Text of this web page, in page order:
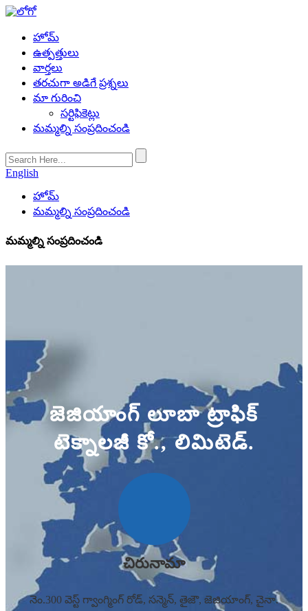
హోమ్
ఉత్పత్తులు
వార్తలు
తరచుగా అడిగే ప్రశ్నలు
మా గురించి
సర్టిఫికెట్లు
మమ్మల్ని సంప్రదించండి
English
హోమ్
మమ్మల్ని సంప్రదించండి
మమ్మల్ని సంప్రదించండి
జెజియాంగ్ లూబా ట్రాఫిక్
టెక్నాలజీ కో., లిమిటెడ్.
చిరునామా
నెం.300 వెస్ట్ గ్వాంగ్మింగ్ రోడ్, సన్మెన్, తైజౌ, జెజియాంగ్, చైనా.